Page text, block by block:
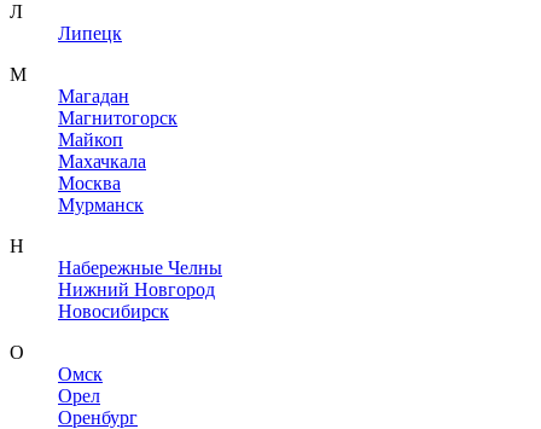
Л
Липецк
М
Магадан
Магнитогорск
Майкоп
Махачкала
Москва
Мурманск
Н
Набережные Челны
Нижний Новгород
Новосибирск
О
Омск
Орел
Оренбург